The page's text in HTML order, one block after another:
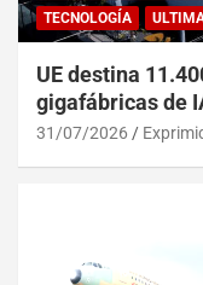
TECNOLOGÍA
UE destina
gigafábricas de
31/07/2026